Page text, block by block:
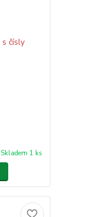
Skladem 1 ks